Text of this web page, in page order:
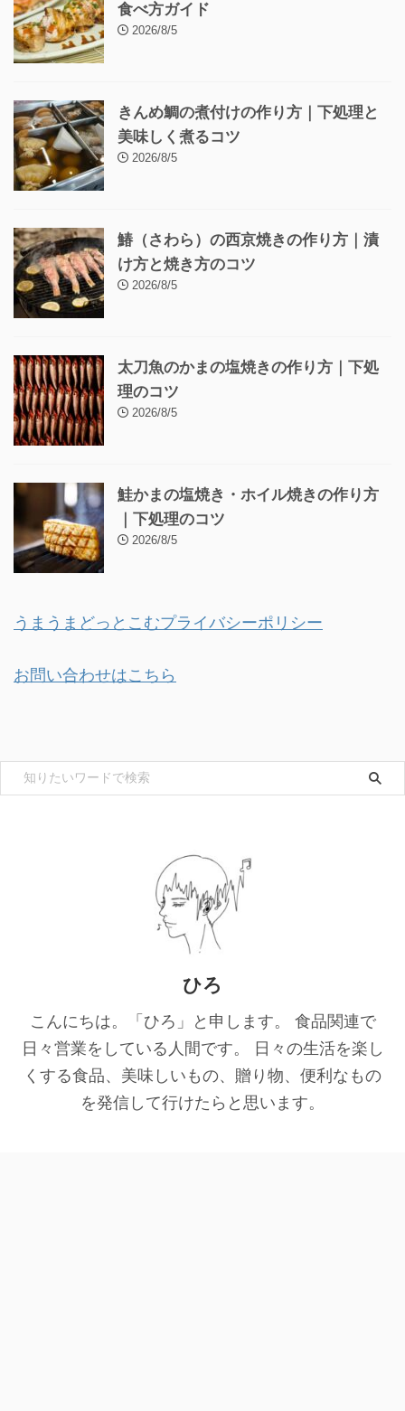
食べ方ガイド
2026/8/5
きんめ鯛の煮付けの作り方｜下処理と
美味しく煮るコツ
2026/8/5
鰆（さわら）の西京焼きの作り方｜漬
け方と焼き方のコツ
2026/8/5
太刀魚のかまの塩焼きの作り方｜下処
理のコツ
2026/8/5
鮭かまの塩焼き・ホイル焼きの作り方
｜下処理のコツ
2026/8/5
うまうまどっとこむプライバシーポリシー
お問い合わせはこちら
ひろ
こんにちは。「ひろ」と申します。 食品関連で
日々営業をしている人間です。 日々の生活を楽し
くする食品、美味しいもの、贈り物、便利なもの
を発信して行けたらと思います。